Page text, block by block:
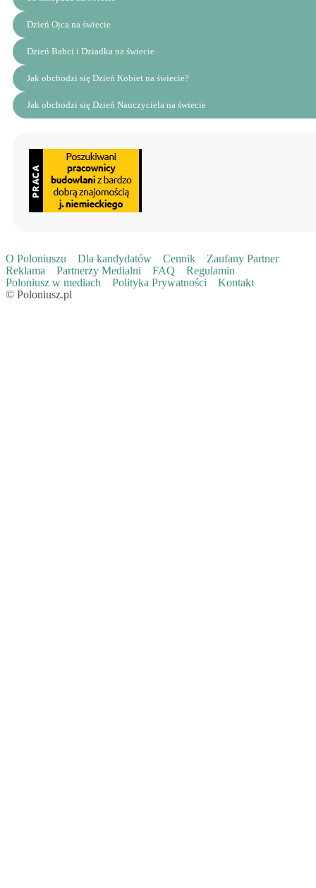
Dzień Ojca na świecie
Dzień Babci i Dziadka na świecie
Jak obchodzi się Dzień Kobiet na świecie?
Jak obchodzi się Dzień Nauczyciela na świecie
O Poloniuszu Dla kandydatów Cennik
Zaufany Partner
Reklama
Partnerzy Medialni FAQ
Regulamin
Poloniusz w mediach
Polityka Prywatności
Kontakt
© Poloniusz.pl